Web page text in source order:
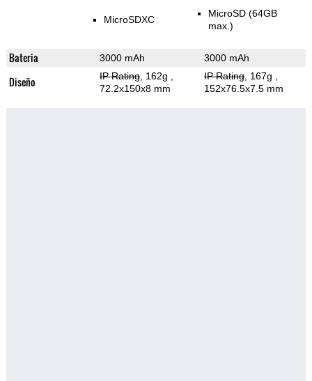
MicroSDXC
MicroSD (64GB
max.)
Bateria 3000 mAh 3000 mAh
Diseño IP Rating, 162g
72.2x150x8 mm
IP Rating, 167g
152x76.5x7.5 mm